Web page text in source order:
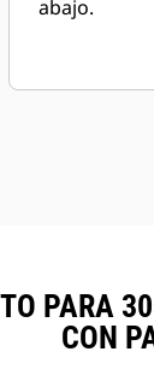
abajo.
PARA
CON